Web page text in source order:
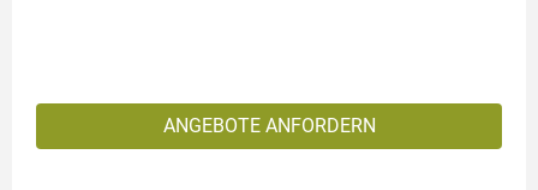
ANGEBOTE ANFORDERN